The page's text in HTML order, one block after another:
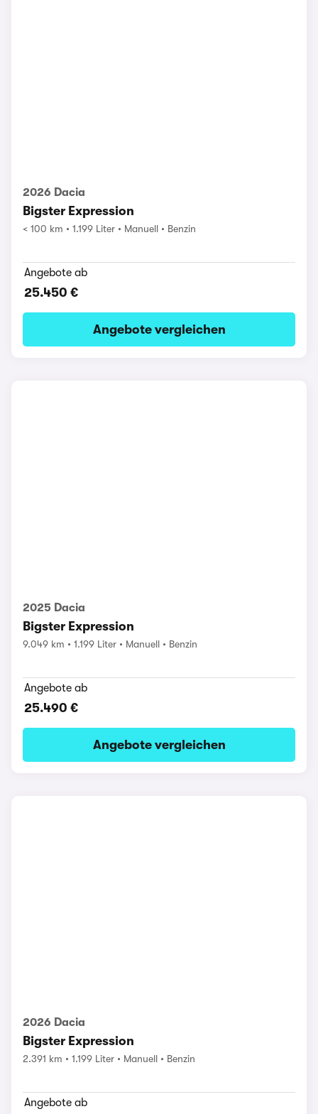
2026 Dacia
Bigster Expression
< 100 km 1.199 Liter Manuell Benzin
Angebote ab
25.450 €
Angebote vergleichen
2025 Dacia
Bigster Expression
9.049 km 1.199 Liter Manuell Benzin
Angebote ab
25.490 €
Angebote vergleichen
2026 Dacia
Bigster Expression
2.391 km 1.199 Liter Manuell Benzin
Angebote ab